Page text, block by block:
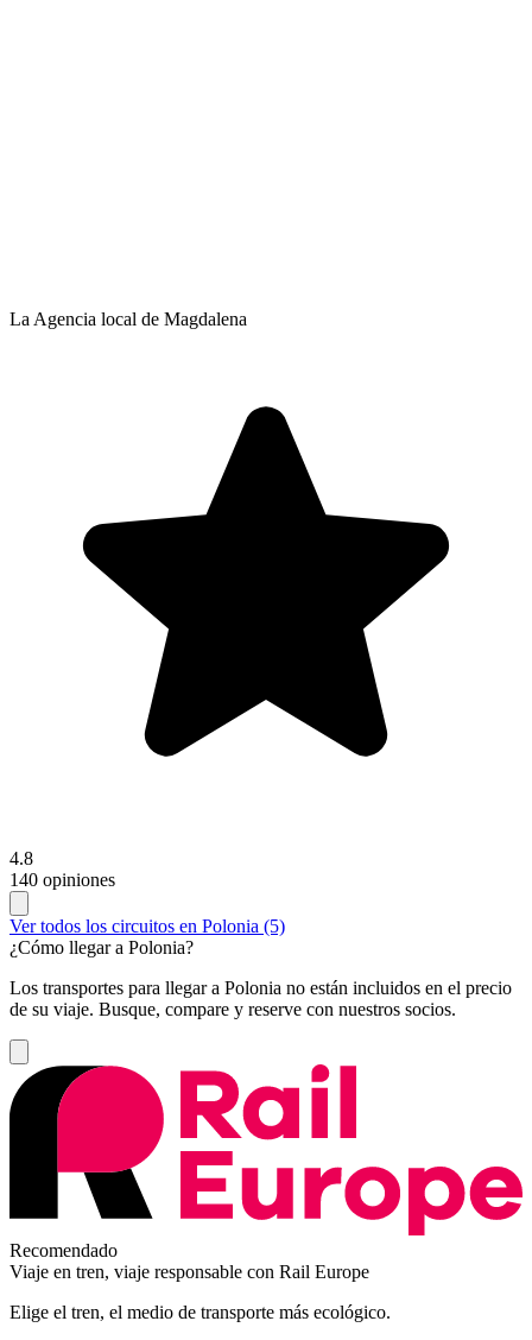
La Agencia local de Magdalena
4.8
140 opiniones
Ver todos los circuitos en Polonia (5)
¿Cómo llegar a Polonia?
Los transportes para llegar a Polonia no están incluidos en el precio
de su viaje. Busque, compare y reserve con nuestros socios.
Recomendado
Viaje en tren, viaje responsable con Rail Europe
Elige el tren, el medio de transporte más ecológico.